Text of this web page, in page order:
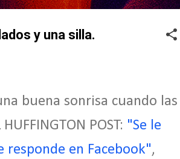
y una silla.
buena sonrisa cuando las
POST: "Se le
responde en Facebook",